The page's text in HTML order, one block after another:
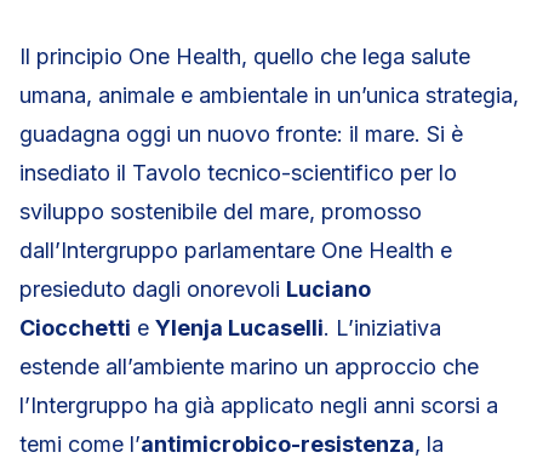
Il principio One Health, quello che lega salute
umana, animale e ambientale in un’unica strategia,
guadagna oggi un nuovo fronte: il mare. Si è
insediato il Tavolo tecnico-scientifico per lo
sviluppo sostenibile del mare, promosso
dall’Intergruppo parlamentare One Health e
presieduto dagli onorevoli Luciano
Ciocchetti e Ylenja Lucaselli. L’iniziativa
estende all’ambiente marino un approccio che
l’Intergruppo ha già applicato negli anni scorsi a
temi come l’antimicrobico-resistenza, la